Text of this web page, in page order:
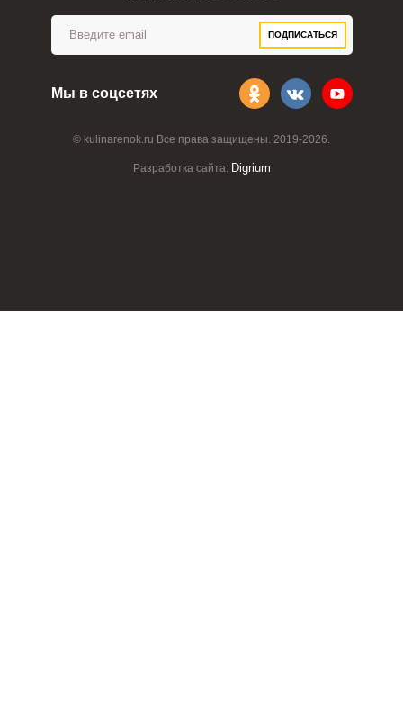
© kulinarenok.ru Все права защищены. 2019-2026.
Разработка сайта: Digrium
ПОДПИСАТЬСЯ
Мы в соцсетях